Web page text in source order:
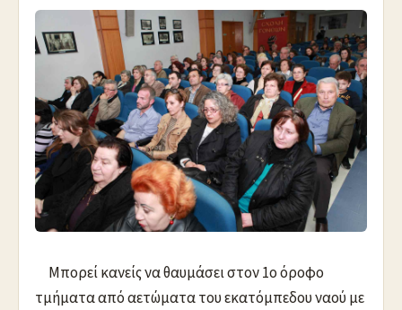
Μπορεί κανείς να θαυμάσει στον 1ο όροφο
τμήματα από αετώματα του εκατόμπεδου ναού με